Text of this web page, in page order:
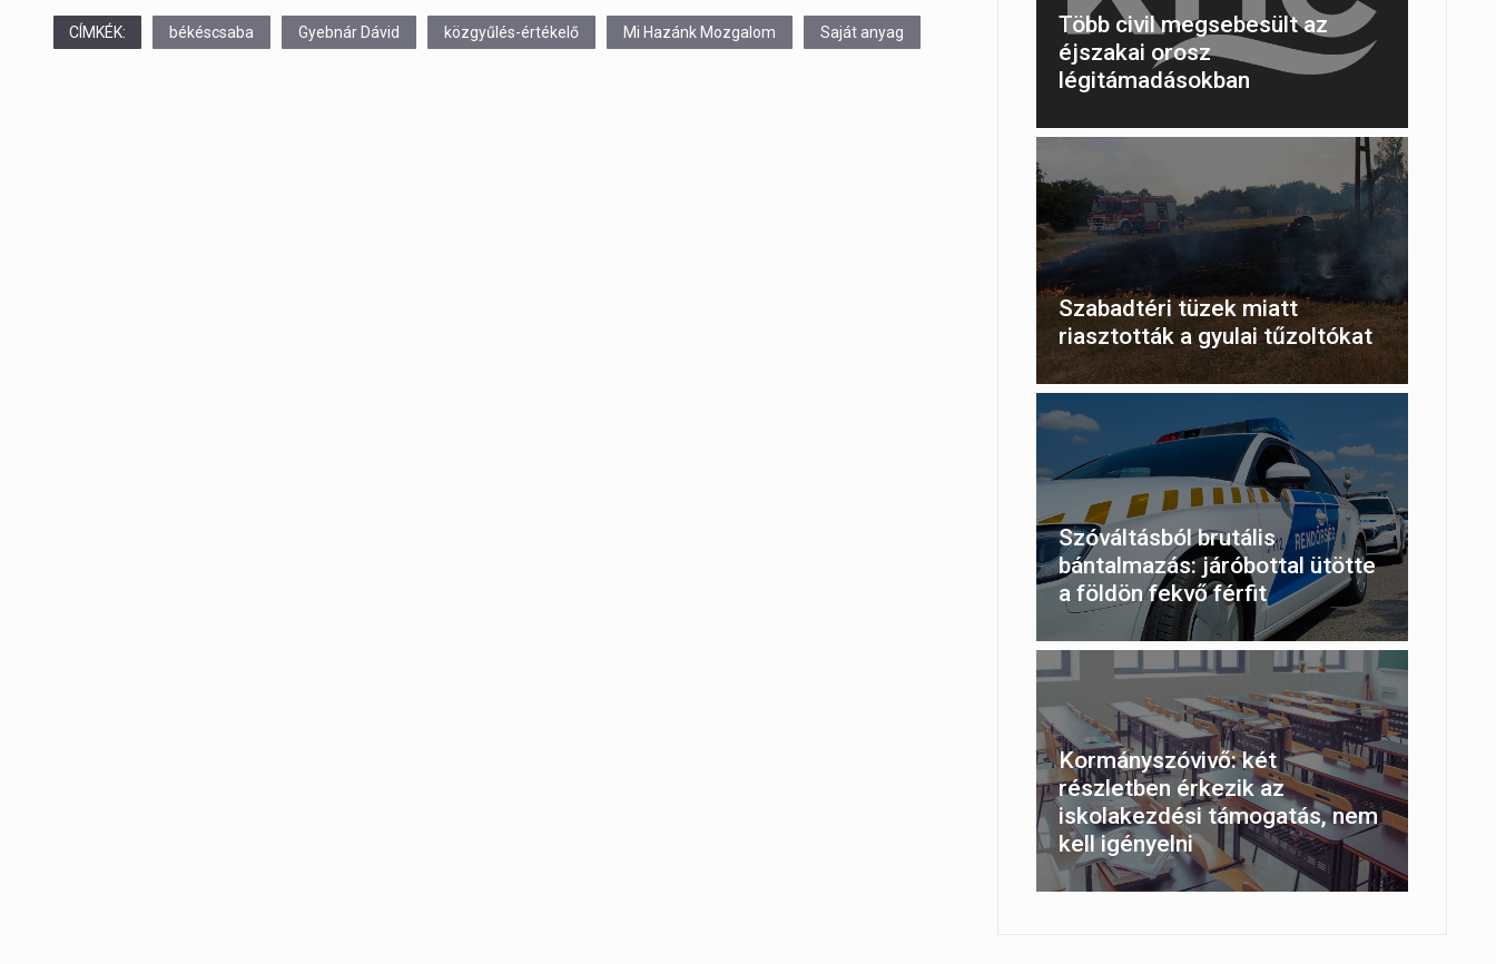
CÍMKÉK: békéscsaba Gyebnár Dávid közgyűlés-értékelő Mi Hazánk Mozgalom Saját anyag
Több civil megsebesült az
éjszakai orosz
légitámadásokban
Szabadtéri tüzek miatt
riasztották a gyulai tűzoltókat
Szóváltásból brutális
bántalmazás: járóbottal ütötte
a földön fekvő férfit
Kormányszóvivő: két
részletben érkezik az
iskolakezdési támogatás, nem
kell igényelni